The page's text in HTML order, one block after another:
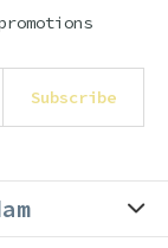
Subscribe